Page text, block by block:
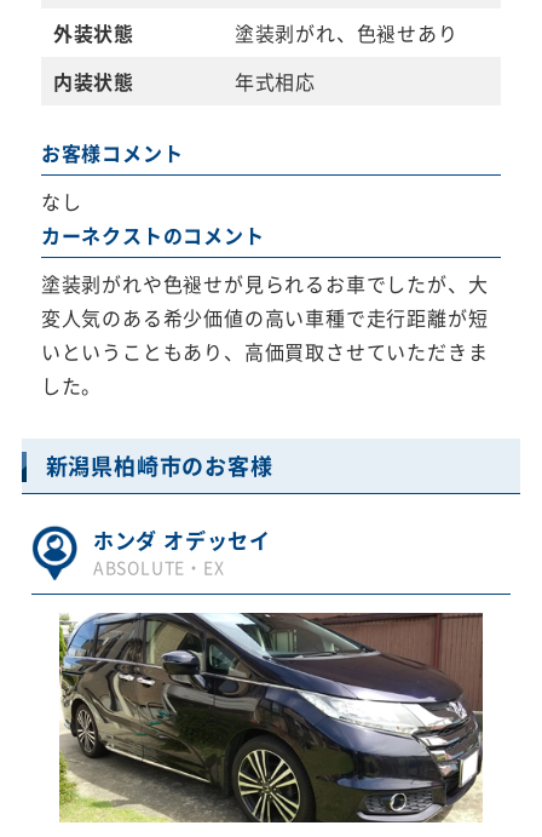
外装状態
塗装剥がれ、色褪せあり
内装状態
年式相応
お客様コメント
なし
カーネクストのコメント
塗装剥がれや色褪せが見られるお車でしたが、大
変人気のある希少価値の高い車種で走行距離が短
いということもあり、高価買取させていただきま
した。
新潟県柏崎市のお客様
ホンダ オデッセイ
ABSOLUTE・EX